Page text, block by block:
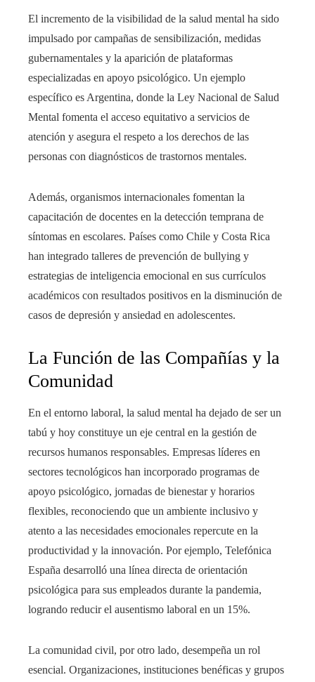
El incremento de la visibilidad de la salud mental ha sido
impulsado por campañas de sensibilización, medidas
gubernamentales y la aparición de plataformas
especializadas en apoyo psicológico. Un ejemplo
específico es Argentina, donde la Ley Nacional de Salud
Mental fomenta el acceso equitativo a servicios de
atención y asegura el respeto a los derechos de las
personas con diagnósticos de trastornos mentales.
Además, organismos internacionales fomentan la
capacitación de docentes en la detección temprana de
síntomas en escolares. Países como Chile y Costa Rica
han integrado talleres de prevención de bullying y
estrategias de inteligencia emocional en sus currículos
académicos con resultados positivos en la disminución de
casos de depresión y ansiedad en adolescentes.
La Función de las Compañías y la
Comunidad
En el entorno laboral, la salud mental ha dejado de ser un
tabú y hoy constituye un eje central en la gestión de
recursos humanos responsables. Empresas líderes en
sectores tecnológicos han incorporado programas de
apoyo psicológico, jornadas de bienestar y horarios
flexibles, reconociendo que un ambiente inclusivo y
atento a las necesidades emocionales repercute en la
productividad y la innovación. Por ejemplo, Telefónica
España desarrolló una línea directa de orientación
psicológica para sus empleados durante la pandemia,
logrando reducir el ausentismo laboral en un 15%.
La comunidad civil, por otro lado, desempeña un rol
esencial. Organizaciones, instituciones benéficas y grupos